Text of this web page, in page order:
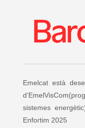
Emelcat està
sistemes
Enfortim 2025